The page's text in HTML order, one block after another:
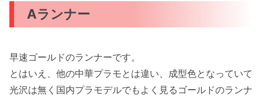
Aランナー
早速ゴールドのランナーです。
とはいえ、他の中華プラモとは違い、成型色となっていて
光沢は無く国内プラモデルでもよく見るゴールドのランナ